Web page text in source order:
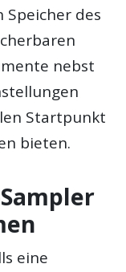
Speicher des
nebst
Startpunkt
bieten.
eine